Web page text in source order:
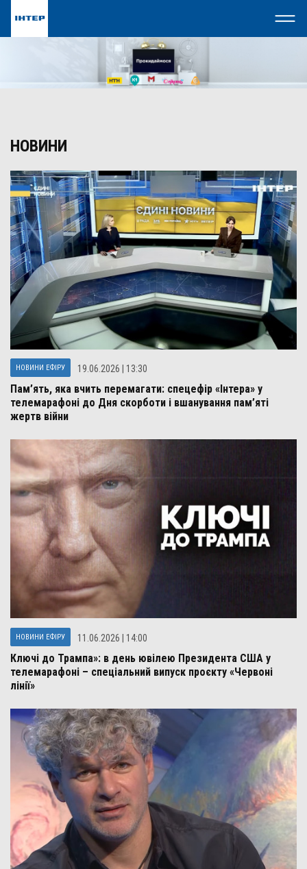
НОВИНИ
НОВИНИ ЕФІРУ 19.06.2026 | 13:30
Пам’ять, яка вчить перемагати: спецефір «Інтера» у
телемарафоні до Дня скорботи і вшанування пам’яті
жертв війни
НОВИНИ ЕФІРУ 11.06.2026 | 14:00
Ключі до Трампа»: в день ювілею Президента США у
телемарафоні – спеціальний випуск проєкту «Червоні
лінії»